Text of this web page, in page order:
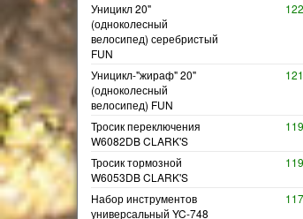
Уницикл 20"
(одноколесный
велосипед) серебристый
FUN
Уницикл-"жираф" 20"
(одноколесный
велосипед) FUN
Тросик переключения
W6082DB CLARK'S
Тросик тормозной
W6053DB CLARK'S
Набор инструментов
универсальный YC-748